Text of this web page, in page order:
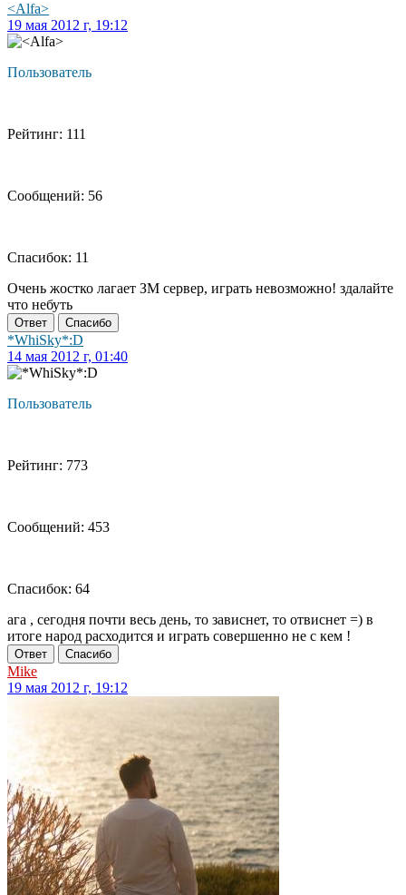
<Alfa>
19 мая 2012 г, 19:12
Пользователь
Рейтинг: 111
Сообщений: 56
Спасибок: 11
Очень жостко лагает ЗМ сервер, играть невозможно! здалайте
что небуть
Ответ Спасибо
*WhiSky*:D
14 мая 2012 г, 01:40
Пользователь
Рейтинг: 773
Сообщений: 453
Спасибок: 64
ага , сегодня почти весь день, то зависнет, то отвиснет =) в
итоге народ расходится и играть совершенно не с кем !
Ответ Спасибо
Mike
19 мая 2012 г, 19:12